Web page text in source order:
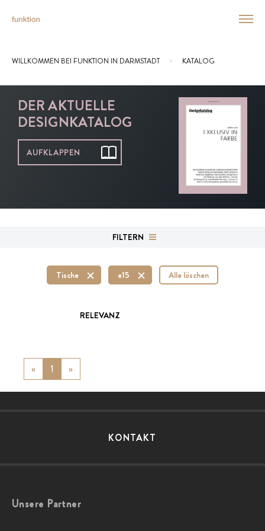
Sie sind hier:
WILLKOMMEN BEI FUNKTION IN DARMSTADT KATALOG
DER AKTUELLE
DESIGNKATALOG
AUFKLAPPEN
FILTERN
Tische e15 Alle löschen
RELEVANZ
« Previous
1 »
KONTAKT
Unsere Partner